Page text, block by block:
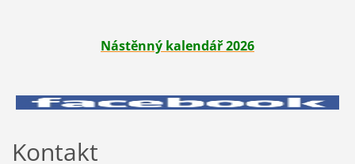
Nástěnný kalendář 2026
Kontakt